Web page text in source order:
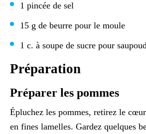
1 pincée de sel
15 g de beurre pour le moule
1 c. à soupe de sucre pour
Préparation
Préparer les pommes
Épluchez les pommes, retirez le
en fines lamelles. Gardez quelques